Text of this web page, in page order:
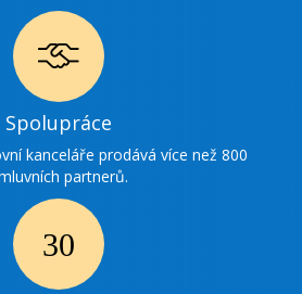
Ikonka
spolupráce
Spolupráce
kanceláře prodává více než 800
partnerů.
30 Ikonka